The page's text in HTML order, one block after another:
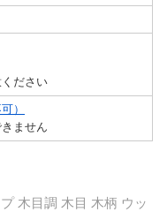
ださい
）
ません
木目調 木目 木柄 ウッ